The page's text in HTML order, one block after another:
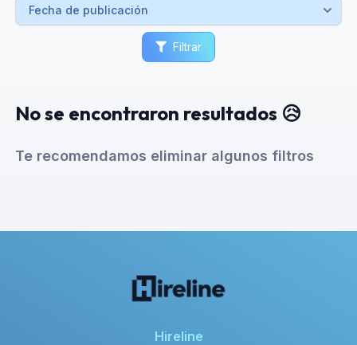
Filtrar
No se encontraron resultados 😥
Te recomendamos eliminar algunos filtros
Hireline